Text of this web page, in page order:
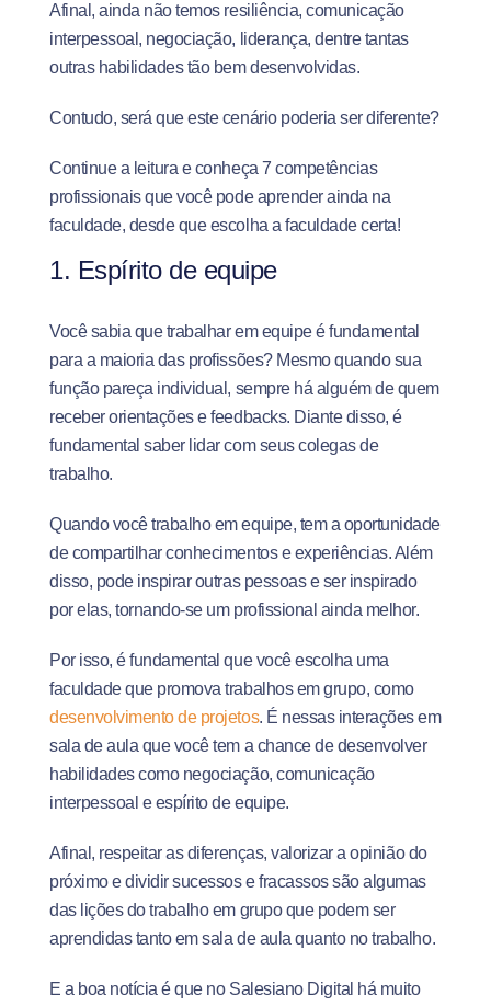
Afinal, ainda não temos resiliência, comunicação
interpessoal, negociação, liderança, dentre tantas
outras habilidades tão bem desenvolvidas.
Contudo, será que este cenário poderia ser diferente?
Continue a leitura e conheça 7 competências
profissionais que você pode aprender ainda na
faculdade, desde que escolha a faculdade certa!
1. Espírito de equipe
Você sabia que trabalhar em equipe é fundamental
para a maioria das profissões? Mesmo quando sua
função pareça individual, sempre há alguém de quem
receber orientações e feedbacks. Diante disso, é
fundamental saber lidar com seus colegas de
trabalho.
Quando você trabalho em equipe, tem a oportunidade
de compartilhar conhecimentos e experiências. Além
disso, pode inspirar outras pessoas e ser inspirado
por elas, tornando-se um profissional ainda melhor.
Por isso, é fundamental que você escolha uma
faculdade que promova trabalhos em grupo, como
desenvolvimento de projetos. É nessas interações em
sala de aula que você tem a chance de desenvolver
habilidades como negociação, comunicação
interpessoal e espírito de equipe.
Afinal, respeitar as diferenças, valorizar a opinião do
próximo e dividir sucessos e fracassos são algumas
das lições do trabalho em grupo que podem ser
aprendidas tanto em sala de aula quanto no trabalho.
E a boa notícia é que no Salesiano Digital há muito